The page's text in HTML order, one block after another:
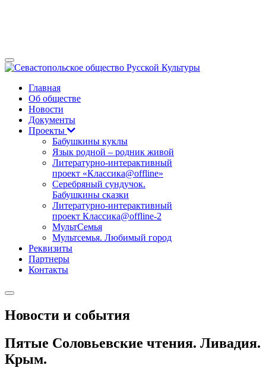
Главная
Об обществе
Новости
Документы
Проекты
Бабушкины куклы
Язык родной – родник живой
Литературно-интерактивный
проект «Классика@offline»
Серебряный сундучок.
Бабушкины сказки
Литературно-интерактивный
проект Классика@offline-2
МультСемья
Мультсемья. Любимый город
Реквизиты
Партнеры
Контакты
Новости и события
Пятые Соловьевские чтения. Ливадия.
Крым.